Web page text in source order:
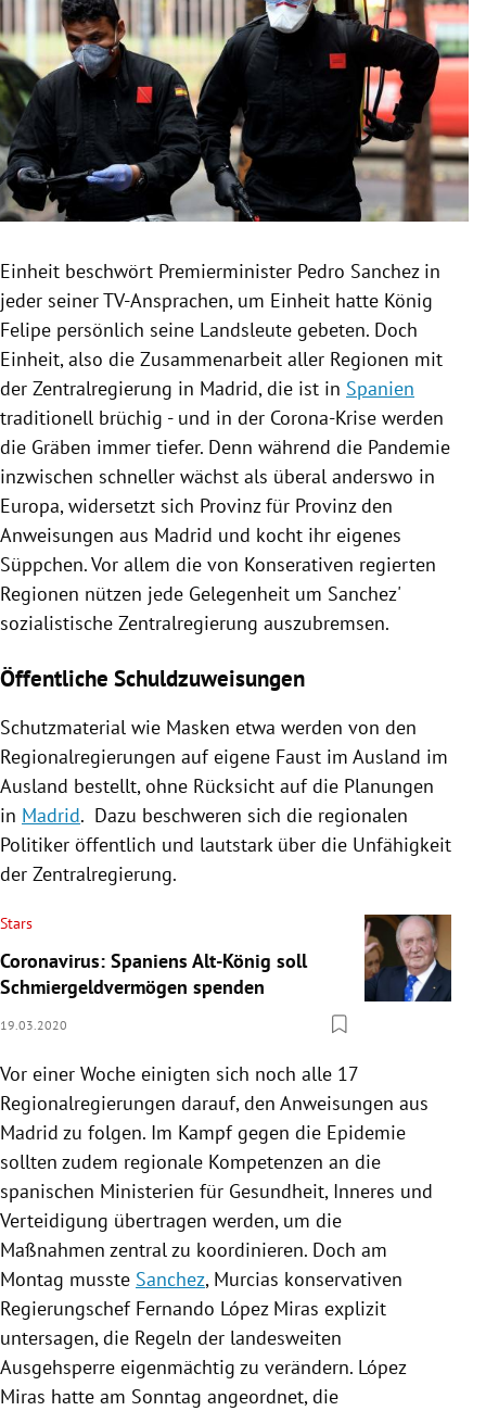
Untermenü
Untermenü
Untermenü
Untermenü
Untermenü
Einheit beschwört Premierminister Pedro Sanchezin
jeder seiner TV-Ansprachen, um Einheit hatte König
Felipe persönlich seine Landsleute gebeten. Doch
Einheit, also die Zusammenarbeit aller Regionen mit
der Zentralregierung in Madrid, die ist in Spanien
traditionell brüchig - und in der Corona-Krise werden
die Gräben immer tiefer. Denn während die Pandemie
inzwischen schneller wächst als überal anderswo in
Europa, widersetzt sich Provinz für Provinz den
Anweisungen aus Madrid und kocht ihr eigenes
Süppchen. Vor allem die von Konserativen regierten
Regionen nützen jede Gelegenheit um Sanchez'
sozialistische Zentralregierung auszubremsen.
Öffentliche Schuldzuweisungen
Schutzmaterial wie Masken etwa werden von den
Regionalregierungen auf eigene Faust im Ausland im
Ausland bestellt, ohne Rücksicht auf die Planungen
in Madrid. Dazu beschweren sich die regionalen
Politiker öffentlich und lautstark über die Unfähigkeit
der Zentralregierung.
Stars
Coronavirus: Spaniens Alt-König soll
Schmiergeldvermögen spenden
19.03.2020
Vor einer Woche einigten sich noch alle 17
Regionalregierungen darauf, den Anweisungen aus
Madrid zu folgen. Im Kampf gegen die Epidemie
sollten zudem regionale Kompetenzen an die
spanischen Ministerien für Gesundheit, Inneres und
Verteidigung übertragen werden, um die
Maßnahmen zentral zu koordinieren. Doch am
Montag musste Sanchez, Murcias konservativen
Regierungschef Fernando LópezMiras explizit
untersagen, die Regeln der landesweiten
Ausgehsperre eigenmächtig zu verändern. López
Miras hatte am Sonntag angeordnet, die